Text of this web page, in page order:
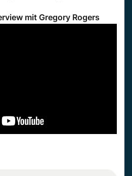
mit Gregory Rogers